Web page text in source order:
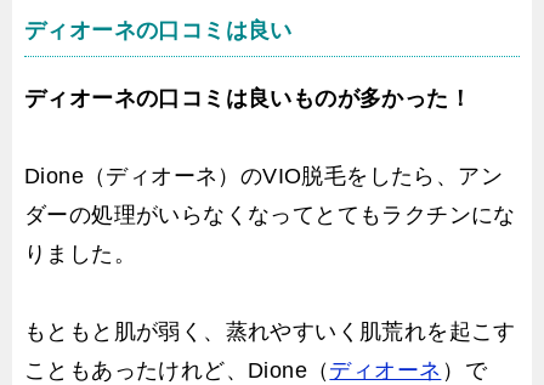
ディオーネの口コミは良い
ディオーネの口コミは良いものが多かった！
Dione（ディオーネ）のVIO脱毛をしたら、アン
ダーの処理がいらなくなってとてもラクチンにな
りました。
もともと肌が弱く、蒸れやすいく肌荒れを起こす
こともあったけれど、Dione（ ディオーネ ）で